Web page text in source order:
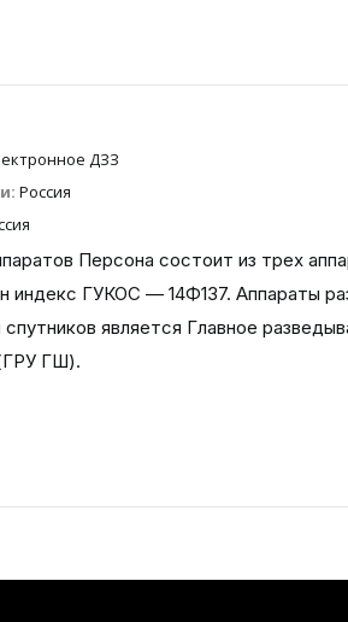
ДЗЗ
Россия
Персона состоит из трех
индекс ГУКОС — 14Ф137. Аппараты
является Главное
ГШ).